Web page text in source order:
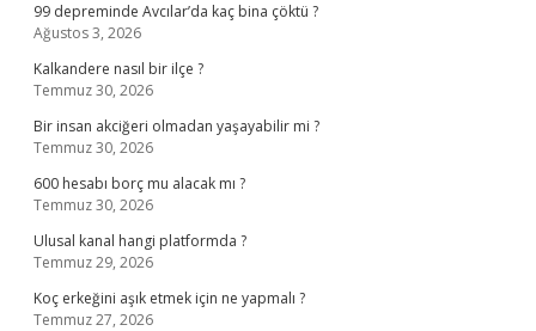
99 depreminde Avcılar’da kaç bina çöktü ?
Ağustos 3, 2026
Kalkandere nasıl bir ilçe ?
Temmuz 30, 2026
Bir insan akciğeri olmadan yaşayabilir mi ?
Temmuz 30, 2026
600 hesabı borç mu alacak mı ?
Temmuz 30, 2026
Ulusal kanal hangi platformda ?
Temmuz 29, 2026
Koç erkeğini aşık etmek için ne yapmalı ?
Temmuz 27, 2026